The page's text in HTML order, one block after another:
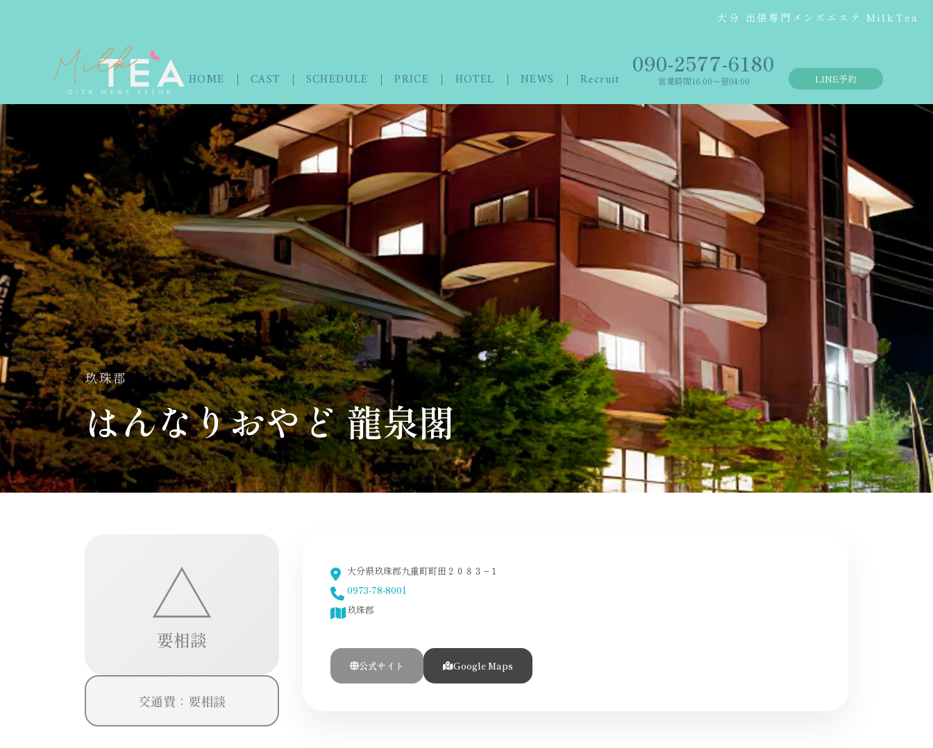
大分 出張専門メンズエステ MilkTea
HOME CAST SCHEDULE PRICE HOTEL NEWS Recruit
‭090-2577-6180
営業時間16:00〜翌04:00 LINE予約
玖珠郡
はんなりおやど 龍泉閣
△
要相談
交通費：要相談
大分県玖珠郡九重町町田２０８３−１
0973-78-8001
玖珠郡
公式サイト Google Maps